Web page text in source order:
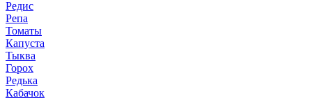
Редис
Репа
Томаты
Капуста
Тыква
Горох
Редька
Кабачок